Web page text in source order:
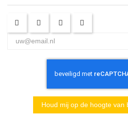
CLINICS
VERHUUR,
SERVICE
Houd mij op de hoogte van